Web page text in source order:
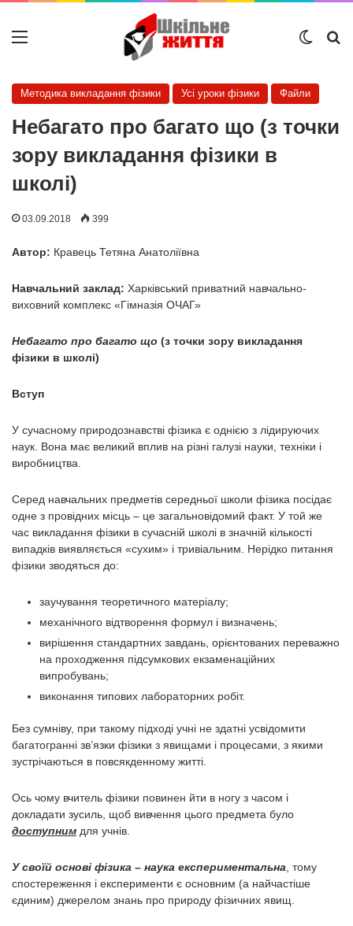
Меню
Методика викладання фізики Усі уроки фізики Файли
Небагато про багато що (з точки
зору викладання фізики в
школі)
03.09.2018 399
Автор: Кравець Тетяна Анатоліївна
Навчальний заклад: Харківський приватний навчально-
виховний комплекс «Гімназія ОЧАГ»
Небагато про багато що (з точки зору викладання
фізики в школі)
Вступ
У сучасному природознавстві фізика є однією з лідируючих
наук. Вона має великий вплив на різні галузі науки, техніки і
виробництва.
Серед навчальних предметів середньої школи фізика посідає
одне з провідних місць – це загальновідомий факт. У той же
час викладання фізики в сучасній школі в значній кількості
випадків виявляється «сухим» і тривіальним. Нерідко питання
фізики зводяться до:
заучування теоретичного матеріалу;
механічного відтворення формул і визначень;
вирішення стандартних завдань, орієнтованих переважно
на проходження підсумкових екзаменаційних
випробувань;
виконання типових лабораторних робіт.
Без сумніву, при такому підході учні не здатні усвідомити
багатогранні зв’язки фізики з явищами і процесами, з якими
зустрічаються в повсякденному житті.
Ось чому вчитель фізики повинен йти в ногу з часом і
докладати зусиль, щоб вивчення цього предмета було
доступним для учнів.
У своїй основі фізика – наука експериментальна , тому
спостереження і експерименти є основним (а найчастіше
єдиним) джерелом знань про природу фізичних явищ.